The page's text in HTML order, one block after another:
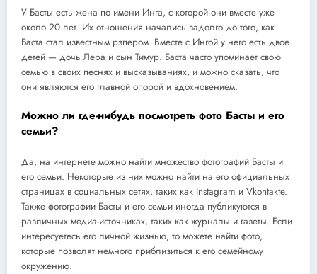
У Басты есть жена по имени Инга, с которой они вместе уже
около 20 лет. Их отношения начались задолго до того, как
Баста стал известным рэпером. Вместе с Ингой у него есть двое
детей — дочь Лера и сын Тимур. Баста часто упоминает свою
семью в своих песнях и высказываниях, и можно сказать, что
они являются его главной опорой и вдохновением.
Можно ли где-нибудь посмотреть фото Басты и его
семьи?
Да, на интернете можно найти множество фотографий Басты и
его семьи. Некоторые из них можно найти на его официальных
страницах в социальных сетях, таких как Instagram и Vkontakte.
Также фотографии Басты и его семьи иногда публикуются в
различных медиа-источниках, таких как журналы и газеты. Если
интересуетесь его личной жизнью, то можете найти фото,
которые позволят немного приблизиться к его семейному
окружению.